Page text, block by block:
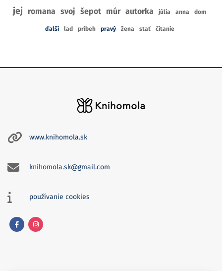
jej romana svoj šepot múr autorka júlia anna dom
ďalší lad príbeh pravý žena stať čítanie
www.knihomola.sk
knihomola.sk@gmail.com
používanie cookies